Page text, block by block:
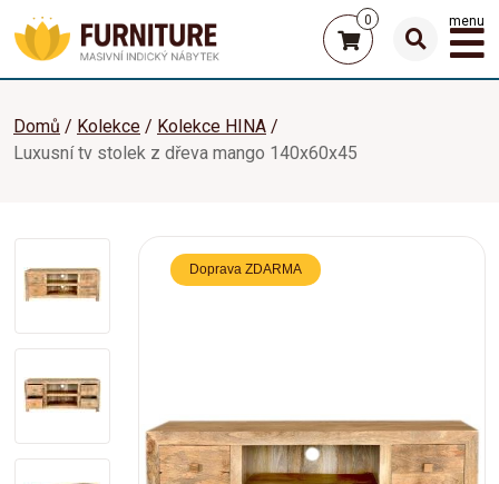
0 menu
Domů Kolekce
Kolekce HINA
Luxusní tv stolek z dřeva mango 140x60x45
Doprava ZDARMA